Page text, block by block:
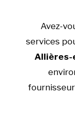
Avez-
services
Allières-